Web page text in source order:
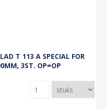
T 113 A SPECIAL FOR
3ST. OP=OP